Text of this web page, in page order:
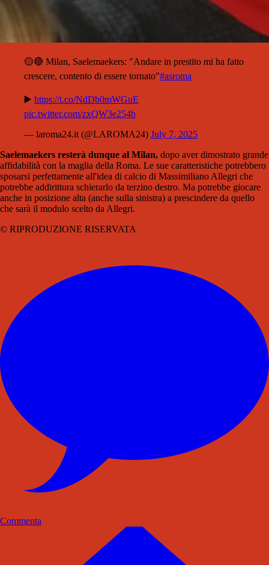
🟡🔴 Milan, Saelemaekers: "Andare in prestito mi ha fatto
crescere, contento di essere tornato"#asroma
▶️ https://t.co/NdDb0mWGuE
pic.twitter.com/zxQW3e254b
— laroma24.it (@LAROMA24) July 7, 2025
Saelemaekers resterà dunque al Milan, dopo aver dimostrato grande
affidabilità con la maglia della Roma. Le sue caratteristiche potrebbero
sposarsi perfettamente all'idea di calcio di Massimiliano Allegri che
potrebbe addirittura schierarlo da terzino destro. Ma potrebbe giocare
anche in posizione alta (anche sulla sinistra) a prescindere da quello
che sarà il modulo scelto da Allegri.
© RIPRODUZIONE RISERVATA
Commenta